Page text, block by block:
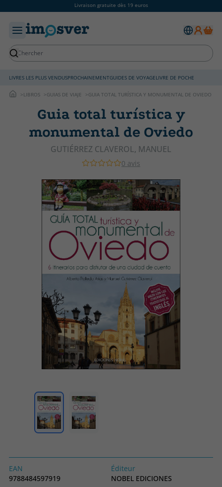
Livraison gratuite dès 19 euros
LIVRES LES PLUS VENDUSPROCHAINEMENTGUIDES DE VOYAGELIVRE DE POCHE
LIBROS GUIAS DE VIAJE GUIA TOTAL TURÍSTICA Y MONUMENTAL DE OVIEDO
Guia total turística y
monumental de Oviedo
GUTIÉRREZ CLAVEROL, MANUEL
0 avis
EAN
9788484597919
Éditeur
NOBEL EDICIONES